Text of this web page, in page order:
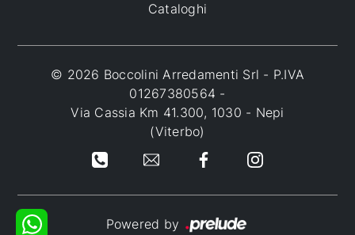
Cataloghi
© 2026 Boccolini Arredamenti Srl - P.IVA
01267380564 -
Via Cassia Km 41.300, 1030 - Nepi
(Viterbo)
Powered by